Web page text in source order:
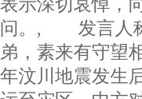
问。, 发言人称
弟，素来有守望
年汶川地震发生